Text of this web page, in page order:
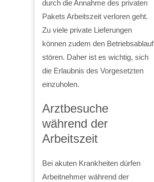
durch die Annahme des privaten
Pakets Arbeitszeit verloren geht.
Zu viele private Lieferungen
können zudem den Betriebsablauf
stören. Daher ist es wichtig, sich
die Erlaubnis des Vorgesetzten
einzuholen.
Arztbesuche
während der
Arbeitszeit
Bei akuten Krankheiten dürfen
Arbeitnehmer während der